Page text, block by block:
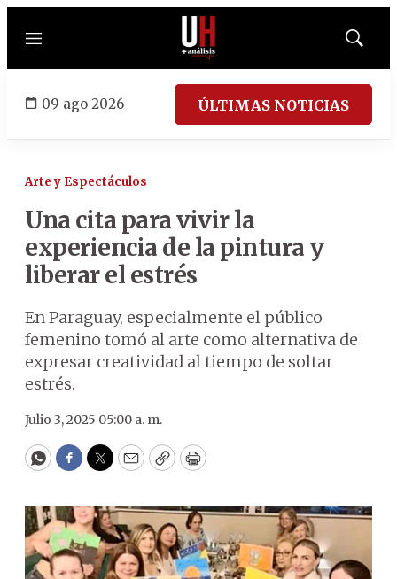
Menú
Mostrar
09 ago 2026 ÚLTIMAS NOTICIAS
Arte y Espectáculos
Una cita para vivir la
experiencia de la pintura y
liberar el estrés
En Paraguay, especialmente el público
femenino tomó al arte como alternativa de
expresar creatividad al tiempo de soltar
estrés.
Julio 3, 2025 05:00 a. m.
WhatsApp
Facebook
Twitter
EmailCopyPrint